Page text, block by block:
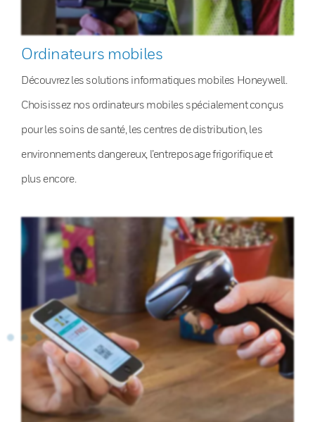
Ordinateurs mobiles
Découvrez les solutions informatiques mobiles Honeywell.
Choisissez nos ordinateurs mobiles spécialement conçus
pour les soins de santé, les centres de distribution, les
environnements dangereux, l’entreposage frigorifique et
plus encore.